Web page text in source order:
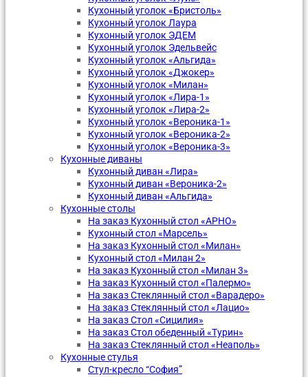
Кухонный уголок «Бристоль»
Кухонный уголок Лаура
Кухонный уголок ЭДЕМ
Кухонный уголок Эдельвейс
Кухонный уголок «Альгида»
Кухонный уголок «Джокер»
Кухонный уголок «Милан»
Кухонный уголок «Лира-1»
Кухонный уголок «Лира-2»
Кухонный уголок «Вероника-1»
Кухонный уголок «Вероника-2»
Кухонный уголок «Вероника-3»
Кухонные диваны
Кухонный диван «Лира»
Кухонный диван «Вероника-2»
Кухонный диван «Альгида»
Кухонные столы
На заказ Кухонный стол «АРНО»
Кухонный стол «Марсель»
На заказ Кухонный стол «Милан»
Кухонный стол «Милан 2»
На заказ Кухонный стол «Милан 3»
На заказ Кухонный стол «Палермо»
На заказ Стеклянный стол «Варадеро»
На заказ Стеклянный стол «Лацио»
На заказ Стол «Сицилия»
На заказ Стол обеденный «Турин»
На заказ Стеклянный стол «Неаполь»
Кухонные стулья
Стул-кресло “София”